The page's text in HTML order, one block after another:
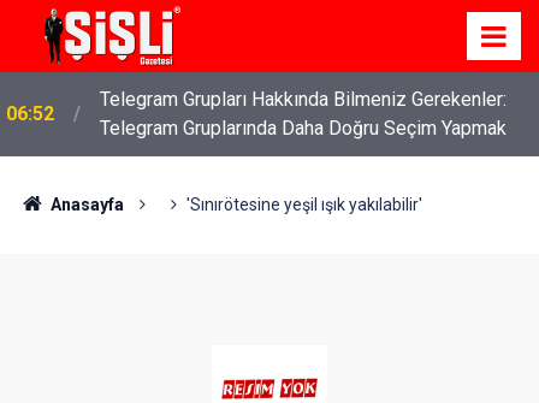
04:43
İş Davaları: Haklarınızı Bilmek ve Koruma Altına
Almak
Anasayfa 'Sınırötesine yeşil ışık yakılabilir'